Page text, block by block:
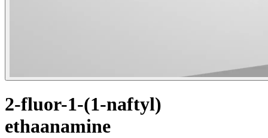
2-fluor-1-(1-naftyl)
ethaanamine